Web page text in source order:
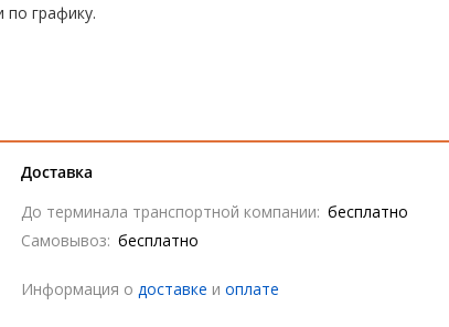
по графику.
Доставка
До терминала транспортной компании: бесплатно
Самовывоз: бесплатно
Информация о доставке и оплате